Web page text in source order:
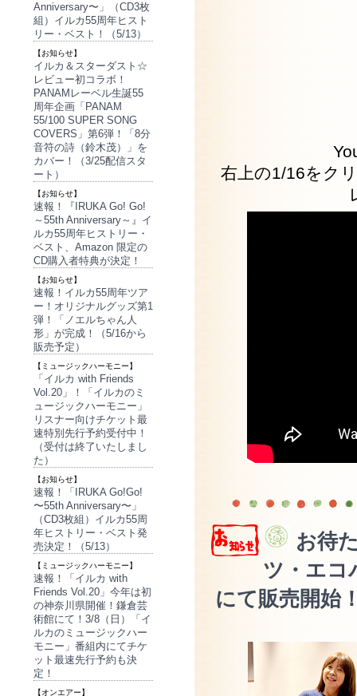
Anniversary〜」（CD3枚
組）イルカ55周年ヒスト
リー・ベスト！（5/13）
【お知らせ】
イルカ＆スターダスト☆
レビュー初コラボ！
PANAMレーベル生誕55
周年企画「PANAM
55/100 SUPER SONG
COVERS」第6弾！「8分
音符の詩（鈴木茂）」を
カバー！（3/25配信スタ
ート）
【お知らせ】
速報！『IRUKA Go! Go!
～55th Anniversary～』イ
ルカ55周年ヒストリー・
ベスト、Amazon 限定の
CD購入者特典が決定！
【お知らせ】
速報！イルカ55周年ツア
ー！オリジナルグッズ第1
弾！「ノエルちゃん人
形」が完成！（5/16から
販売予定）
【ミュージックハーモニー】
「イルカ with Friends
Vol.20」！「イルカのミ
ュージックハーモニー」
リスナー向けチケット最
速特別先行予約受付中！
（受付は終了いたしまし
た）
【お知らせ】
速報！「IRUKA Go!Go!
〜55th Anniversary〜」
（CD3枚組）イルカ55周
年ヒストリー・ベスト発
売決定！（5/13）
【ミュージックハーモニー】
速報！「イルカ with
Friends Vol.20」今年は初
の神奈川県開催！鎌倉芸
術館にて！3/8（日）「イ
ルカのミュージックハー
モニー」番組内にてチケ
ット最速先行予約も決
定！
【オンエアー】
右上の1/16をク
お待
ツ・エコ
にて販売開始